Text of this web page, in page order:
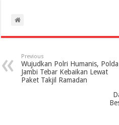
Previous
Wujudkan Polri Humanis, Polda
Jambi Tebar Kebaikan Lewat
Paket Takjil Ramadan